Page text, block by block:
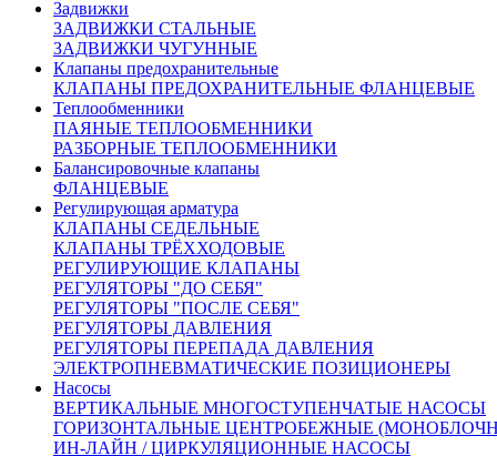
Задвижки
ЗАДВИЖКИ СТАЛЬНЫЕ
ЗАДВИЖКИ ЧУГУННЫЕ
Клапаны предохранительные
КЛАПАНЫ ПРЕДОХРАНИТЕЛЬНЫЕ ФЛАНЦЕВЫЕ
Теплообменники
ПАЯНЫЕ ТЕПЛООБМЕННИКИ
РАЗБОРНЫЕ ТЕПЛООБМЕННИКИ
Балансировочные клапаны
ФЛАНЦЕВЫЕ
Регулирующая арматура
КЛАПАНЫ СЕДЕЛЬНЫЕ
КЛАПАНЫ ТРЁХХОДОВЫЕ
РЕГУЛИРУЮЩИЕ КЛАПАНЫ
РЕГУЛЯТОРЫ "ДО СЕБЯ"
РЕГУЛЯТОРЫ "ПОСЛЕ СЕБЯ"
РЕГУЛЯТОРЫ ДАВЛЕНИЯ
РЕГУЛЯТОРЫ ПЕРЕПАДА ДАВЛЕНИЯ
ЭЛЕКТРОПНЕВМАТИЧЕСКИЕ ПОЗИЦИОНЕРЫ
Насосы
ВЕРТИКАЛЬНЫЕ МНОГОСТУПЕНЧАТЫЕ НАСОСЫ
ГОРИЗОНТАЛЬНЫЕ ЦЕНТРОБЕЖНЫЕ
ИН-ЛАЙН / ЦИРКУЛЯЦИОННЫЕ НАСОСЫ
МКАД
Бесплатная доставка до пункта приема/выдачи транспортной
компании
Доставка по Москве и области от 2000 рублей
Курьерская – наш менеджер оформит Вам доставку товара
курьером.После комплектации заказа на складе, Курьерская
служба свяжется с вами и уточнит детали доставки.
По России:
С помощью крупнейших транспортных компаний мы
доставим ваш груз в любую точку России.
Сроки доставки:
Все вопросы по доставке вы можете задать нашим
менеджерам
Москва и Московская область 3 рабочих дня
Доставка в другие регионы России рассчитывается
индивидуально, с учетом удаленности и ваших пожеланий
Похожие товары:
Арт. 150164
Нет в наличии
DN 300
825 000 руб.